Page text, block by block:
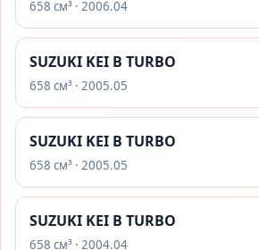
658 см³ · 2006.04
SUZUKI KEI B TURBO
658 см³ · 2005.05
SUZUKI KEI B TURBO
658 см³ · 2005.05
SUZUKI KEI B TURBO
658 см³ · 2004.04